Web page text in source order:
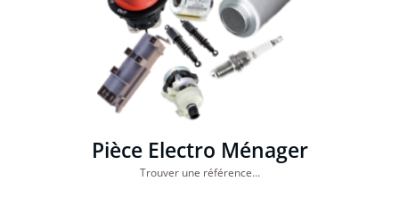
Pièce Electro Ménager
Trouver une référence…